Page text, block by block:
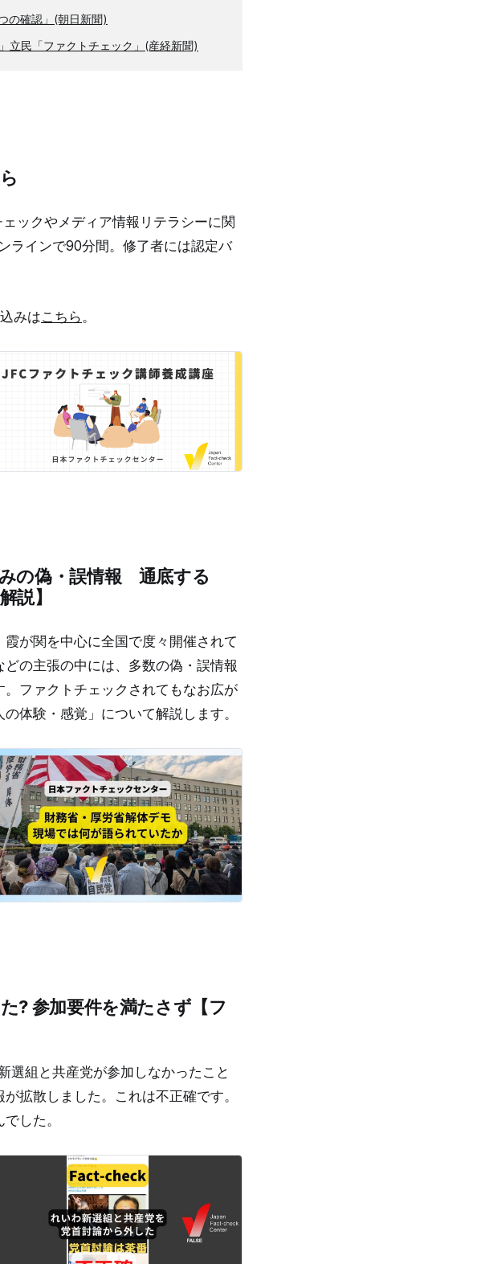
の確認」(朝日新聞)
立民「ファクトチェック」(産経新聞)
ックやメディア情報リテラシーに関
ラインで90分間。修了者には認定バ
みはこちら 。
の偽・誤情報 通底する
説】
が関を中心に全国で度々開催されて
の主張の中には、多数の偽・誤情報
ファクトチェックされてもなお広が
体験・感覚」について解説します。
? 参加要件を満たさず【フ
組と共産党が参加しなかったこと
拡散しました。これは不正確です。
した。